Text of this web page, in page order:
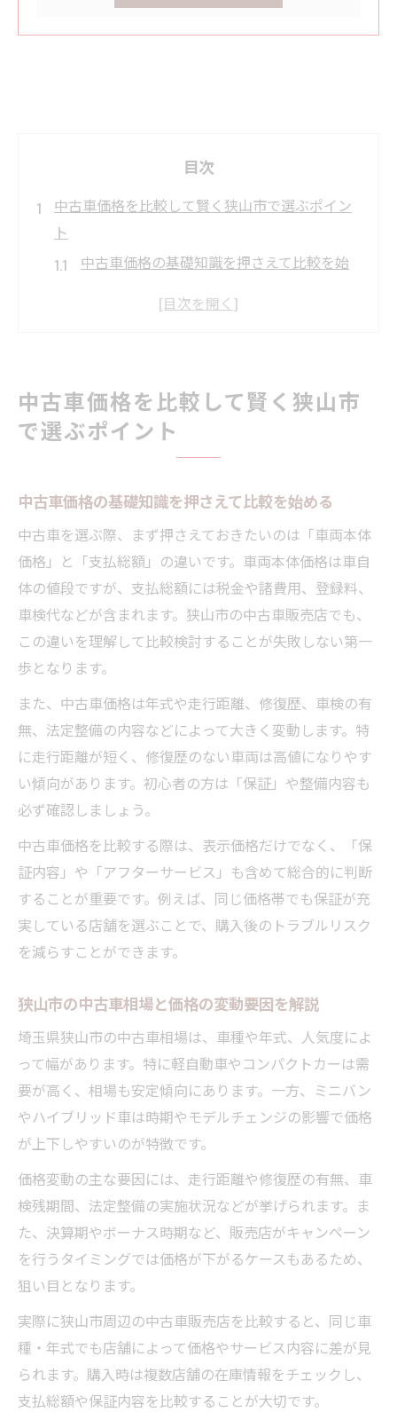
目次
中古車価格を比較して賢く狭山市で選ぶポイン
ト
中古車価格の基礎知識を押さえて比較を始
狭山市の中古車相場と価格の変動要因を解
中古車価格と販売店サービスの違いを知る
軽自動車やコンパクト中古車の比較のコツ
中古車市場の多様な車種から選ぶコツ
欲しい中古車の条件整理で理想を明確化
中古車選びで重要な年式やグレードの見方
狭山市周辺の中古車在庫の特徴を探る
中古車の装備や状態に注目した選別術
軽自動車やコンパクトカー購入時の注意点とは
軽自動車中古車購入で気をつけるべき点
コンパクトカー中古車のチェックポイント
狭山市の中古車で修復歴を見抜く方法
中古車の走行距離と状態の関係性を知る
燃費性能や維持費も中古車選びで重要
中古車購入で支払総額を抑えるコツを紹介
諸費用や税金を含めて中古車価格を把握
下取りや買取サービスで賢く中古車購入
中古車ローンの選び方と支払いシミュレー
中古車価格交渉でお得に購入するポイント
走行距離や年式で変わる中古車価格の傾向
中古車価格に影響する走行距離の目安とは
年式別に見る中古車価格変動の特徴
走行距離と中古車の状態を見極める方法
中古車選びで年式と装備のバランスを考え
る
価格が下がりやすい中古車の傾向を解説
アフターサービス重視で安心なカーライフを実
現
理由
中古車保証内容の違いと選び方を解説
狭山市周辺の中古車販売店のサポート体制
中古車価格を比較して賢く狭山市
で選ぶポイント
中古車価格の基礎知識を押さえて比較を始める
中古車を選ぶ際、まず押さえておきたいのは「車両本体
価格」と「支払総額」の違いです。車両本体価格は車自
体の値段ですが、支払総額には税金や諸費用、登録料、
車検代などが含まれます。狭山市の中古車販売店でも、
この違いを理解して比較検討することが失敗しない第一
歩となります。
また、中古車価格は年式や走行距離、修復歴、車検の有
無、法定整備の内容などによって大きく変動します。特
に走行距離が短く、修復歴のない車両は高値になりやす
い傾向があります。初心者の方は「保証」や整備内容も
必ず確認しましょう。
中古車価格を比較する際は、表示価格だけでなく、「保
証内容」や「アフターサービス」も含めて総合的に判断
することが重要です。例えば、同じ価格帯でも保証が充
実している店舗を選ぶことで、購入後のトラブルリスク
を減らすことができます。
狭山市の中古車相場と価格の変動要因を解説
埼玉県狭山市の中古車相場は、車種や年式、人気度によ
って幅があります。特に軽自動車やコンパクトカーは需
要が高く、相場も安定傾向にあります。一方、ミニバン
やハイブリッド車は時期やモデルチェンジの影響で価格
が上下しやすいのが特徴です。
価格変動の主な要因には、走行距離や修復歴の有無、車
検残期間、法定整備の実施状況などが挙げられます。ま
た、決算期やボーナス時期など、販売店がキャンペーン
を行うタイミングでは価格が下がるケースもあるため、
狙い目となります。
実際に狭山市周辺の中古車販売店を比較すると、同じ車
種・年式でも店舗によって価格やサービス内容に差が見
られます。購入時は複数店舗の在庫情報をチェックし、
支払総額や保証内容を比較することが大切です。